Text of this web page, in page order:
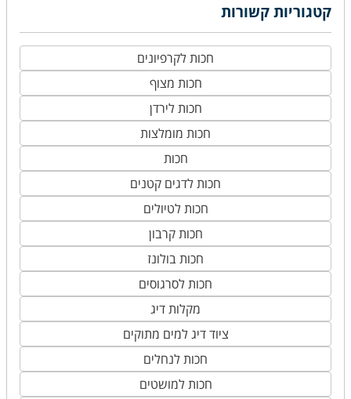
קטגוריות קשורות
חכות לקרפיונים
חכות מצוף
חכות לירדן
חכות מומלצות
חכות
חכות לדגים קטנים
חכות לטיולים
חכות קרבון
חכות בולונז
חכות לסרגוסים
מקלות דיג
ציוד דיג למים מתוקים
חכות לנחלים
חכות למושטים